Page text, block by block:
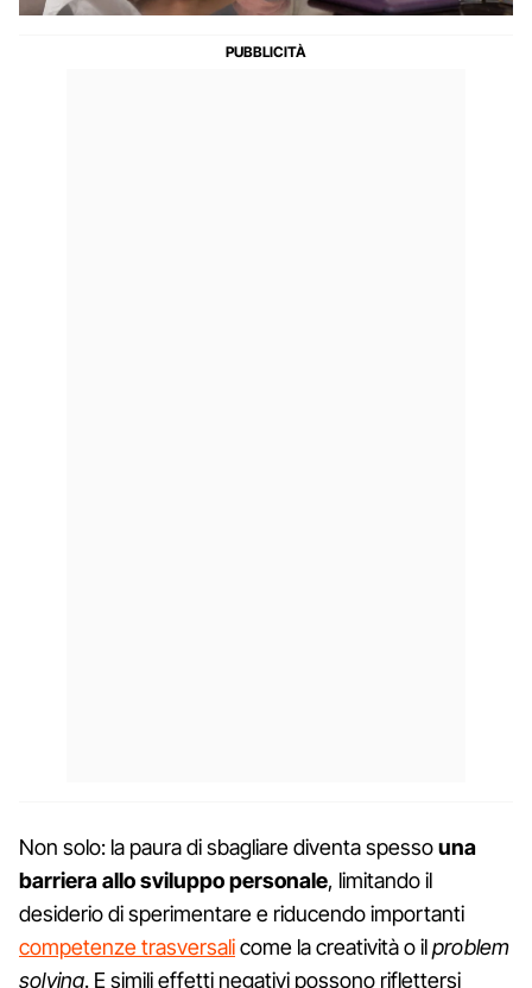
Non solo: la paura di sbagliare diventa spessouna
barriera allo sviluppo personale, limitando il
desiderio di sperimentare e riducendo importanti
competenze trasversalicome la creatività o ilproblem
solving. E simili effetti negativi possono riflettersi